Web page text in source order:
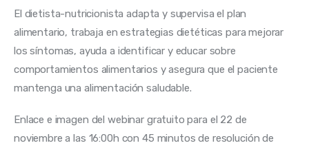
El dietista-nutricionista adapta y supervisa el plan
alimentario, trabaja en estrategias dietéticas para mejorar
los síntomas, ayuda a identificar y educar sobre
comportamientos alimentarios y asegura que el paciente
mantenga una alimentación saludable.
Enlace e imagen del webinar gratuito para el 22 de
noviembre a las 16:00h con 45 minutos de resolución de